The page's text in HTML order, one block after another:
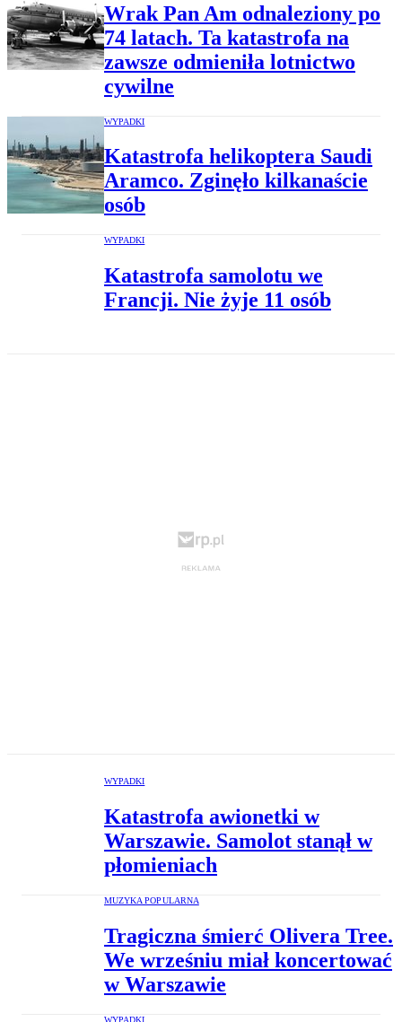
Wrak Pan Am odnaleziony po
74 latach. Ta katastrofa na
zawsze odmieniła lotnictwo
cywilne
WYPADKI
Katastrofa helikoptera Saudi
Aramco. Zginęło kilkanaście
osób
WYPADKI
Katastrofa samolotu we
Francji. Nie żyje 11 osób
WYPADKI
Katastrofa awionetki w
Warszawie. Samolot stanął w
płomieniach
MUZYKA POPULARNA
Tragiczna śmierć Olivera Tree.
We wrześniu miał koncertować
w Warszawie
WYPADKI